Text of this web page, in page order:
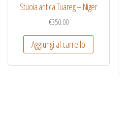
Stuoia antica Tuareg – Niger
€350.00
Aggiungi al carrello